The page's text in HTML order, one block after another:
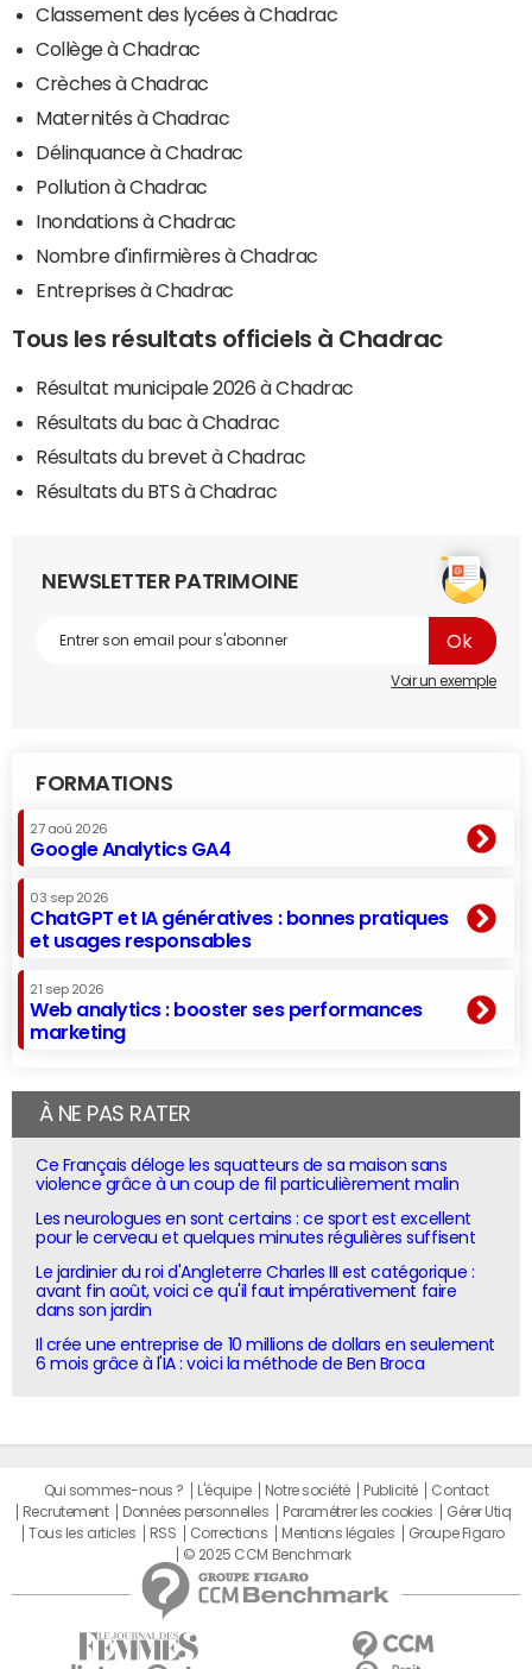
Classement des lycées à Chadrac
Collège à Chadrac
Crèches à Chadrac
Maternités à Chadrac
Délinquance à Chadrac
Pollution à Chadrac
Inondations à Chadrac
Nombre d'infirmières à Chadrac
Entreprises à Chadrac
Tous les résultats officiels à Chadrac
Résultat municipale 2026 à Chadrac
Résultats du bac à Chadrac
Résultats du brevet à Chadrac
Résultats du BTS à Chadrac
NEWSLETTER PATRIMOINE
Voir un exemple
FORMATIONS
27 aoû 2026
Google Analytics GA4
03 sep 2026
ChatGPT et IA génératives : bonnes pratiques
et usages responsables
21 sep 2026
Web analytics : booster ses performances
marketing
À NE PAS RATER
Ce Français déloge les squatteurs de sa maison sans
violence grâce à un coup de fil particulièrement malin
Les neurologues en sont certains : ce sport est excellent
pour le cerveau et quelques minutes régulières suffisent
Le jardinier du roi d'Angleterre Charles III est catégorique :
avant fin août, voici ce qu'il faut impérativement faire
dans son jardin
Il crée une entreprise de 10 millions de dollars en seulement
6 mois grâce à l'IA : voici la méthode de Ben Broca
Qui sommes-nous ? L'équipe Notre société Publicité
Contact
Recrutement
Données personnelles Paramétrer les cookies
Gérer Utiq
Tous les articles
RSS Corrections Mentions légales
Groupe Figaro
© 2025 CCM Benchmark